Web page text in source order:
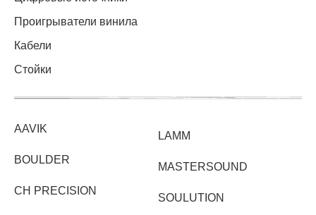
Проигрыватели винила
Кабели
Стойки
AAVIK
BOULDER
CH PRECISION
LAMM
MASTERSOUND
SOULUTION